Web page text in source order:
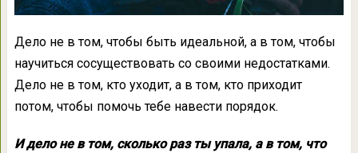
Дело не в том, чтобы быть идеальной, а в том, чтобы
научиться сосуществовать со своими недостатками.
Дело не в том, кто уходит, а в том, кто приходит
потом, чтобы помочь тебе навести порядок.
И дело не в том, сколько раз ты упала, а в том, что